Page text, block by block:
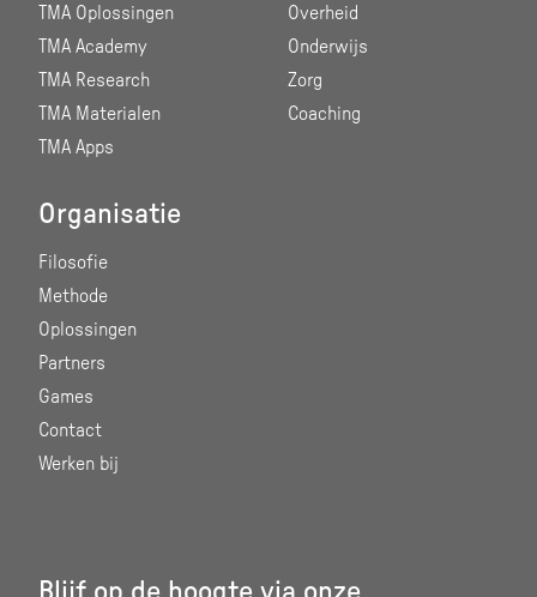
TMA Oplossingen
TMA Academy
TMA Research
TMA Materialen
TMA Apps
Overheid
Onderwijs
Zorg
Coaching
Organisatie
Filosofie
Methode
Oplossingen
Partners
Games
Contact
Werken bij